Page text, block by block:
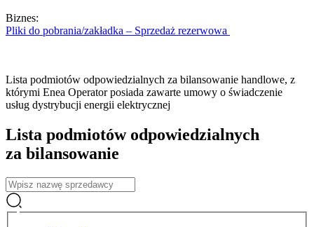
Biznes:
Pliki do pobrania/zakładka – Sprzedaż rezerwowa
Lista podmiotów odpowiedzialnych za bilansowanie handlowe, z
którymi Enea Operator posiada zawarte umowy o świadczenie
usług dystrybucji energii elektrycznej
Lista podmiotów odpowiedzialnych
za bilansowanie